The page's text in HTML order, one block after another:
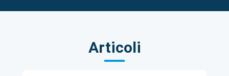
Articoli